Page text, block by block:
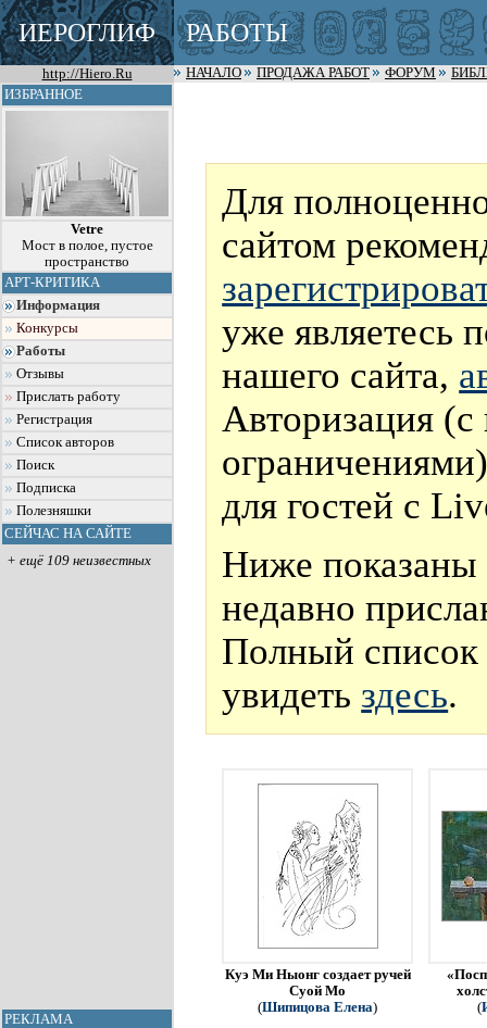
ИЕРОГЛИФ РАБОТЫ
http://Hiero.Ru НАЧАЛО ПРОДАЖА РАБОТ ФОРУМ
ИЗБРАННОЕ
Vetre
Мост в полое, пустое
пространство
АРТ-КРИТИКА
Информация
Конкурсы
Работы
Отзывы
Прислать работу
Регистрация
Список авторов
Поиск
Подписка
Полезняшки
СЕЙЧАС НА САЙТЕ
+ ещё 109 неизвестных
РЕКЛАМА
Для
сайтом
уже являетесь
нашего сайта,
Авторизация
для гостей с
Ниже показаны
недавно
Полный
увидеть здесь.
Куэ Ми Ныонг создает ручей
Суой Мо
(Шипицова Елена)
(